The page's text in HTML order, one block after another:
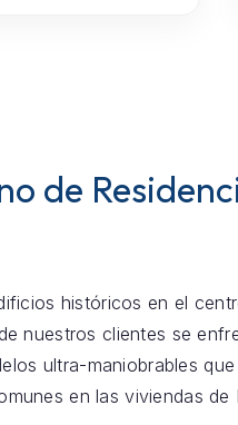
de
históricos en el
de nuestros clientes se
ultra-maniobrables
en las viviendas de